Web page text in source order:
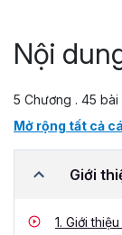
Nội
5 Chương . 45
Mở rộng tất cả
Giới
1. Giới